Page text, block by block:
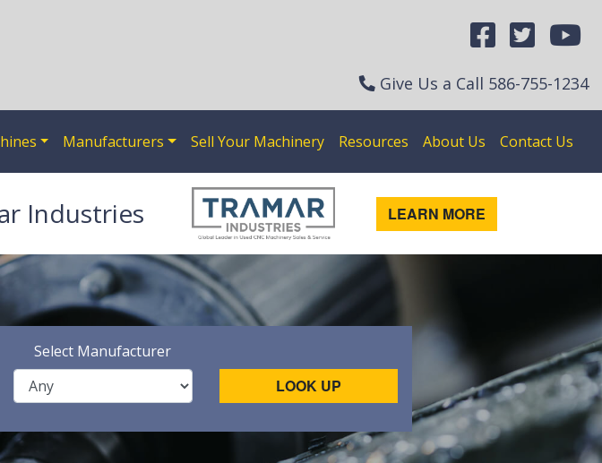
Give Us a Call 586-755-1234
Manufacturers Sell Your Machinery Resources About Us Contact Us
Industries LEARN MORE
Select Manufacturer
LOOK UP